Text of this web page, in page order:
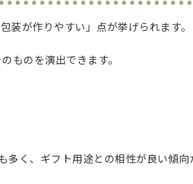
装が作りやすい」点が挙げられます。
ものを演出できます。
多く、ギフト用途との相性が良い傾向